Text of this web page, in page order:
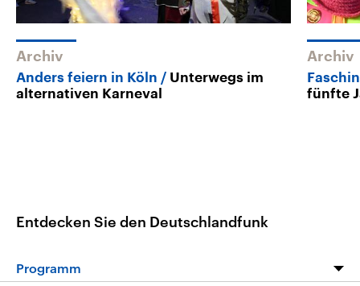
Archiv
Anders feiern in Köln
Unterwegs im
alternativen Karneval
Archiv
fünfte
Entdecken Sie den Deutschlandfunk
Programm